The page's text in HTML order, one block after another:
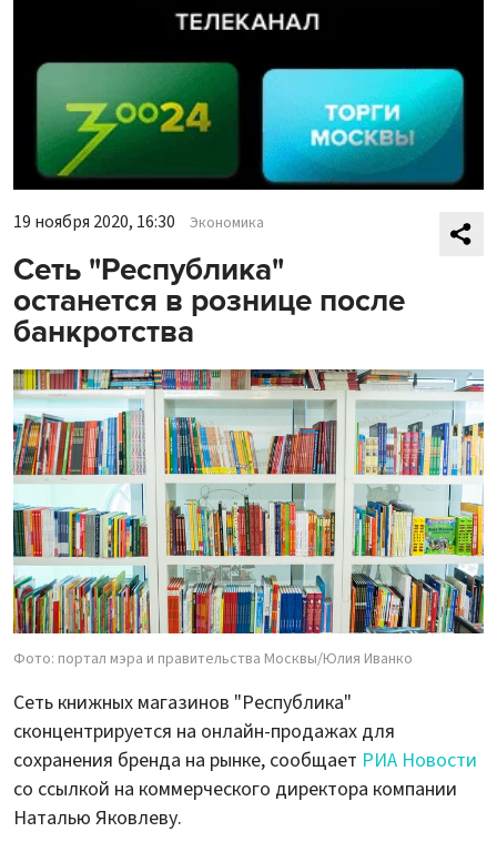
19 ноября 2020, 16:30 Экономика
Сеть "Республика"
останется в рознице после
банкротства
Фото: портал мэра и правительства Москвы/Юлия Иванко
Сеть книжных магазинов "Республика"
сконцентрируется на онлайн-продажах для
сохранения бренда на рынке, сообщает РИА Новости
со ссылкой на коммерческого директора компании
Наталью Яковлеву.